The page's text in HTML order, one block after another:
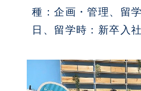
種：企画・管理、留
日、留学時：新卒入